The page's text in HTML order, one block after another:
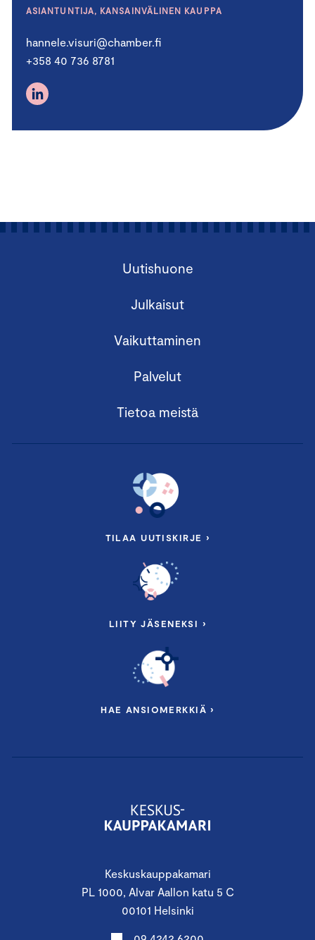
ASIANTUNTIJA, KANSAINVÄLINEN KAUPPA
hannele.visuri@chamber.fi
+358 40 736 8781
Keskuskauppakamari
PL 1000, Alvar Aallon katu 5 C
00101 Helsinki
Uutishuone
Julkaisut
Vaikuttaminen
Palvelut
Tietoa meistä
TILAA UUTISKIRJE ›
LIITY JÄSENEKSI ›
HAE ANSIOMERKKIÄ ›